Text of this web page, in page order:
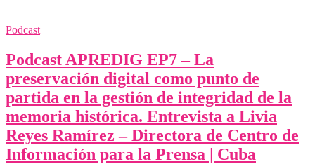
Podcast
Podcast APREDIG EP7 – La
preservación digital como punto de
partida en la gestión de integridad de la
memoria histórica. Entrevista a Livia
Reyes Ramírez – Directora de Centro de
Información para la Prensa | Cuba